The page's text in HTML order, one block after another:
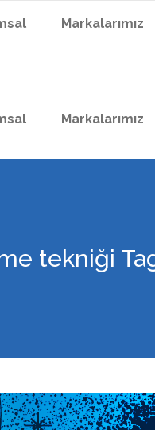
Markalarımız
Markalarımız
tekniği